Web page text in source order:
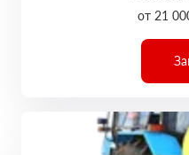
от 21